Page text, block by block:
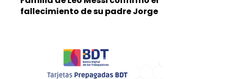
fallecimiento de su padre Jorge